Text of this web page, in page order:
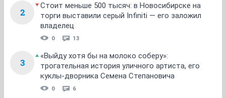
2
Стоит меньше 500 тысяч: в Новосибирске на
торги выставили серый Infiniti — его заложил
владелец
0 13
3
«Выйду хотя бы на молоко соберу»:
трогательная история уличного артиста, его
куклы-дворника Семена Степановича
0 6